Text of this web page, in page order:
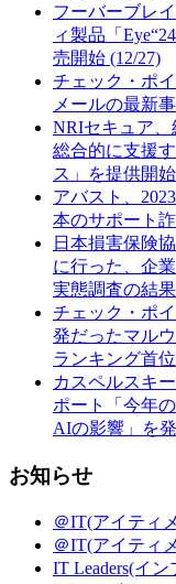
フーバーブレ
ィ製品「
売開始 (12/27)
チェック・ポ
メールの最新
NRIセキュア
総合的に支援
ス」を提供開
アバスト、
本のサポート
日本損害保険
に行った、企
実態調査の結
チェック・ポ
発だったマル
ランキング首
カスペルスキ
ポート「今年
AIの影響」を
お知らせ
＠IT(アイティ
＠IT(アイティ
IT Leaders(イ